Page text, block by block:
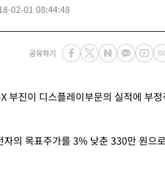
02-01 08:44:48
공유하기
부진이 디스플레이부문의 실적에 부정
의 목표주가를 3% 낮춘 330만 원으